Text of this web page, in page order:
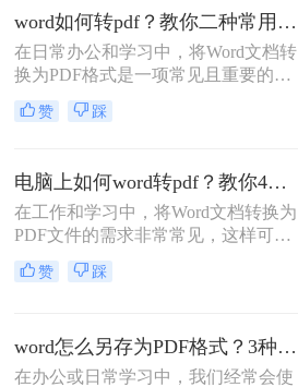
样转换成pdf格式呢？本文将详细介绍
四种将Word文档转换为PDF格式的方
法。
word如何转pdf？教你二种常用转换方法！
在日常办公和学习中，将Word文档转
换为PDF格式是一项常见且重要的操
作。PDF格式因其高度的兼容性和稳
定性，能够确保文档在不同设备和操
将Word转PDF的方法。
赞 踩
电脑上如何word转pdf？教你4种简单实用的转换方法！
在工作和学习中，将Word文档转换为
PDF文件的需求非常常见，这样可以
确保文档在不同设备上的显示效果一
致，并且便于分享和打印。那么电脑
赞 踩
word怎么另存为PDF格式？3种方法帮你轻松转换!
在办公或日常学习中，我们经常会使